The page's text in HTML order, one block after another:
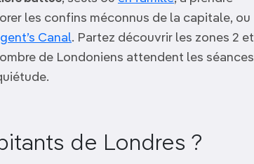
les confins méconnus de la capitale, ou
Canal. Partez découvrir les zones 2 et
de Londoniens attendent les séances
de Londres ?